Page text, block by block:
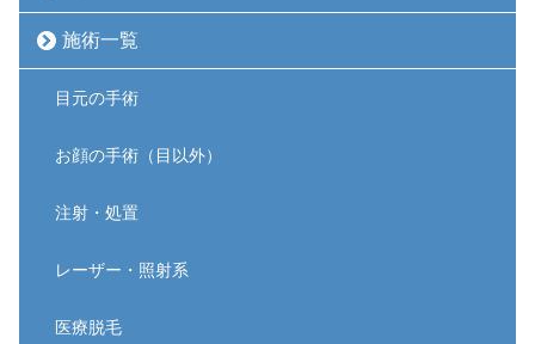
施術一覧
目元の手術
お顔の手術（目以外）
注射・処置
レーザー・照射系
医療脱毛